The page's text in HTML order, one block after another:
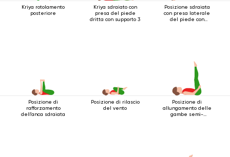
Kriya rotolamento
posteriore
Kriya sdraiato con
presa del piede
dritta con supporto 3
Posizione sdraiata
con presa laterale
del piede con
Posizione di
rafforzamento
dell'anca sdraiata
Posizione di rilascio
del vento
Posizione di
allungamento delle
gambe semi-